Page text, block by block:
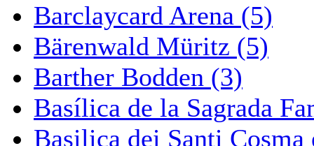
Barclaycard Arena (5)
Bärenwald Müritz (5)
Barther Bodden (3)
Basílica de la Sagrada
Basilica dei Santi